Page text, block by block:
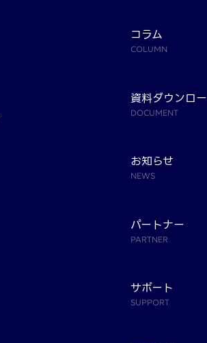
コラム
COLUMN
資料ダウンロ
DOCUMENT
お知らせ
NEWS
パートナー
PARTNER
サポート
SUPPORT